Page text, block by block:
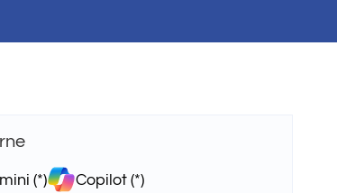
(*) Copilot (*)